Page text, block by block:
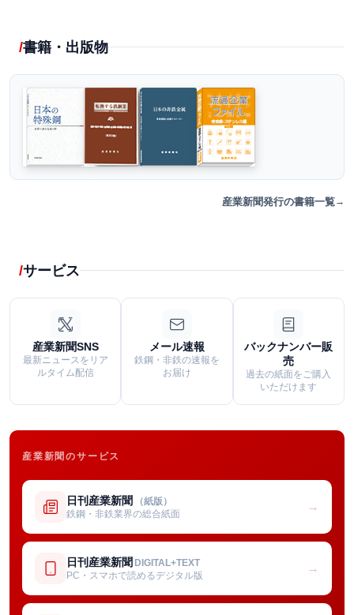
書籍・出版物
産業新聞発行の書籍一覧
サービス
産業新聞SNS
最新ニュースをリア
ルタイム配信
メール速報
鉄鋼・非鉄の速報を
お届け
バックナンバー販
売
過去の紙面をご購入
いただけます
産業新聞のサービス
日刊産業新聞 （紙版）
鉄鋼・非鉄業界の総合紙面
→
日刊産業新聞 DIGITAL+TEXT
PC・スマホで読めるデジタル版
→